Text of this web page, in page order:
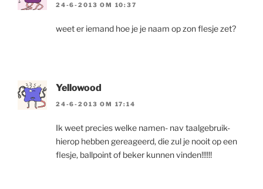
24-6-2013 OM 10:37
weet er iemand hoe je je naam op zon flesje zet?
Yellowood
24-6-2013 OM 17:14
Ik weet precies welke namen- nav taalgebruik-
hierop hebben gereageerd, die zul je nooit op een
flesje, ballpoint of beker kunnen vinden!!!!!!